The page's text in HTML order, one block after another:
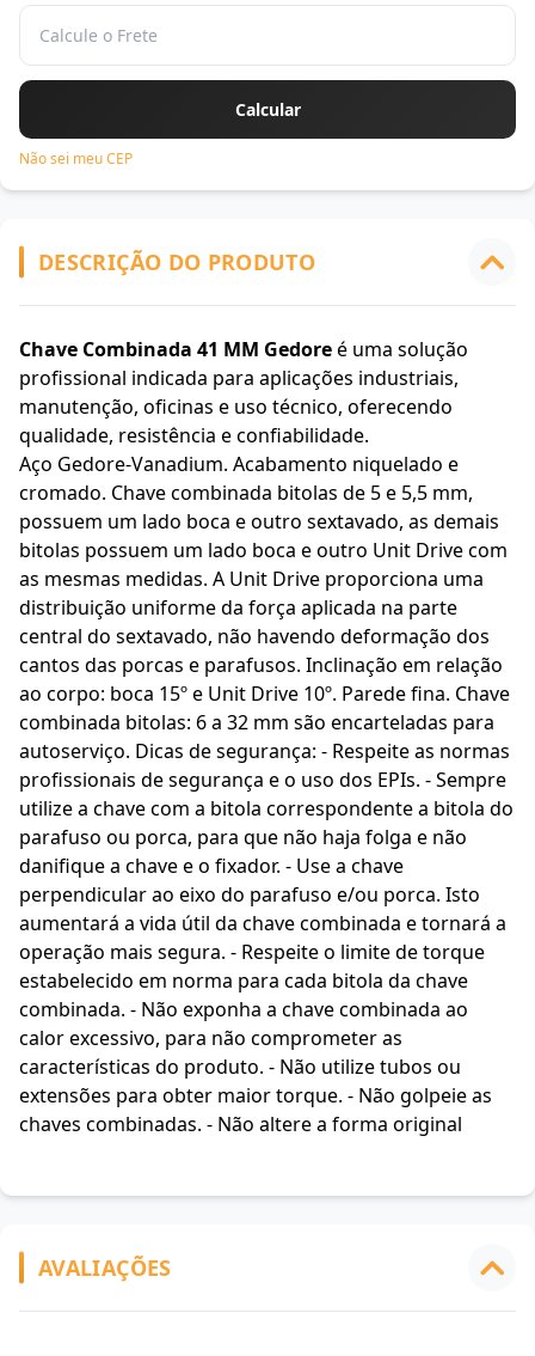
Não sei meu CEP
DESCRIÇÃO DO PRODUTO
Chave Combinada 41 MM Gedoreé uma solução
profissional indicada para aplicações industriais,
manutenção, oficinas e uso técnico, oferecendo
qualidade, resistência e confiabilidade.
Aço Gedore-Vanadium. Acabamento niquelado e
cromado. Chave combinada bitolas de 5 e 5,5 mm,
possuem um lado boca e outro sextavado, as demais
bitolas possuem um lado boca e outro Unit Drive com
as mesmas medidas. A Unit Drive proporciona uma
distribuição uniforme da força aplicada na parte
central do sextavado, não havendo deformação dos
cantos das porcas e parafusos. Inclinação em relação
ao corpo: boca 15º e Unit Drive 10º. Parede fina. Chave
combinada bitolas: 6 a 32 mm são encarteladas para
autoserviço. Dicas de segurança: - Respeite as normas
profissionais de segurança e o uso dos EPIs. - Sempre
utilize a chave com a bitola correspondente a bitola do
parafuso ou porca, para que não haja folga e não
danifique a chave e o fixador. - Use a chave
perpendicular ao eixo do parafuso e/ou porca. Isto
aumentará a vida útil da chave combinada e tornará a
operação mais segura. - Respeite o limite de torque
estabelecido em norma para cada bitola da chave
combinada. - Não exponha a chave combinada ao
calor excessivo, para não comprometer as
características do produto. - Não utilize tubos ou
extensões para obter maior torque. - Não golpeie as
chaves combinadas. - Não altere a forma original
AVALIAÇÕES